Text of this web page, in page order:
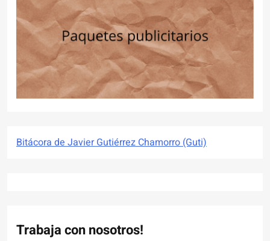
Bitácora de Javier Gutiérrez Chamorro (Guti)
Trabaja con nosotros!